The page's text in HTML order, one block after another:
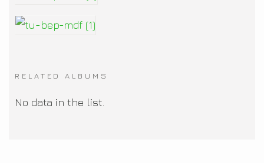
RELATED ALBUMS
No data in the list.